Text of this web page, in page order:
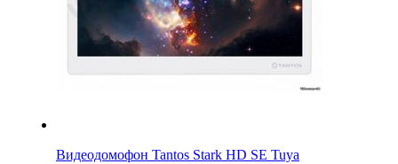
Видеодомофон Tantos Stark HD SE Tuya